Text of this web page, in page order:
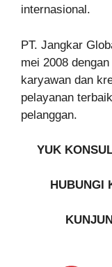
internasional.
PT. Jangkar
mei 2008
karyawan dan
pelayanan
pelanggan.
YUK
HUBUNGI